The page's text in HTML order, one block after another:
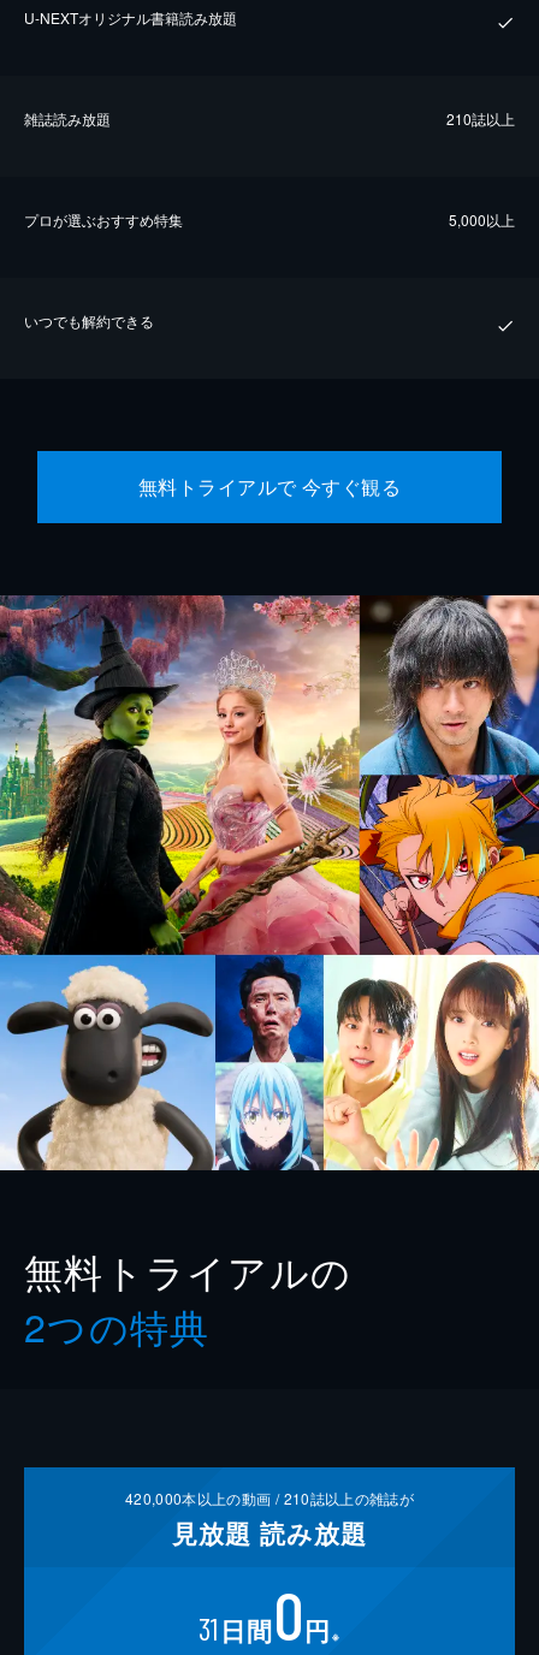
U-NEXTオリジナル書籍読み放題
雑誌読み放題 210誌以上
プロが選ぶおすすめ特集 5,000以上
いつでも解約できる
無料トライアルで 今すぐ観る
無料トライアルの
2つの特典
420,000本以上の動画 /210誌以上の雑誌が
見放題 読み放題
31 日間0円 ※